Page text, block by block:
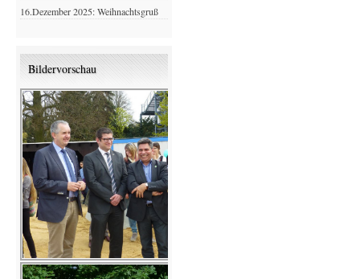
16.Dezember 2025: Weihnachtsgruß
Bildervorschau